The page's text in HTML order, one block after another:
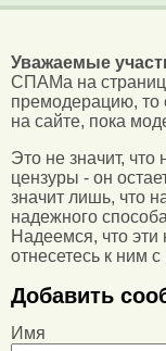
Уважаемые
СПАМа на
премодерацию, то
на сайте, пока
Это не значит,
цензуры - он
значит лишь, что
надежного
Надеемся, что
отнесетесь к ним
Добавить
Имя